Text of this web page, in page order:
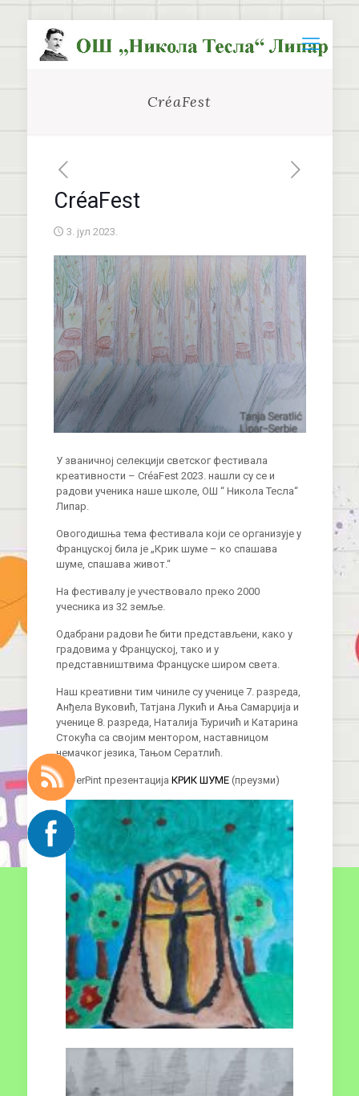
CréаFest
CréаFest
3. јул 2023.
У званичној селекцији светског фестивала
креативности – CréaFest 2023. нашли су се и
радови ученика наше школе, ОШ “ Никола Тесла“
Липар.
Овогодишња тема фестивала који се организује у
Француској била је „Крик шуме – ко спашава
шуме, спашава живот.“
На фестивалу је учествовало преко 2000
учесника из 32 земље.
Одабрани радови ће бити представљени, како у
градовима у Француској, тако и у
представништвима Француске широм света.
Наш креативни тим чиниле су ученице 7. разреда,
Анђела Вуковић, Татјана Лукић и Ања Самарџија и
ученице 8. разреда, Наталија Ђуричић и Катарина
Стокућа са својим ментором, наставницом
немачког језика, Тањом Сератлић.
PowerPint презентација КРИК ШУМЕ(преузми)